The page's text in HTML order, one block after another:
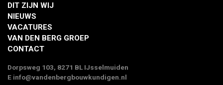
DIT ZIJN WIJ
NIEUWS
VACATURES
VAN DEN BERG GROEP
CONTACT
Dorpsweg 103, 8271 BL IJsselmuiden
E info@vandenbergbouwkundigen.nl